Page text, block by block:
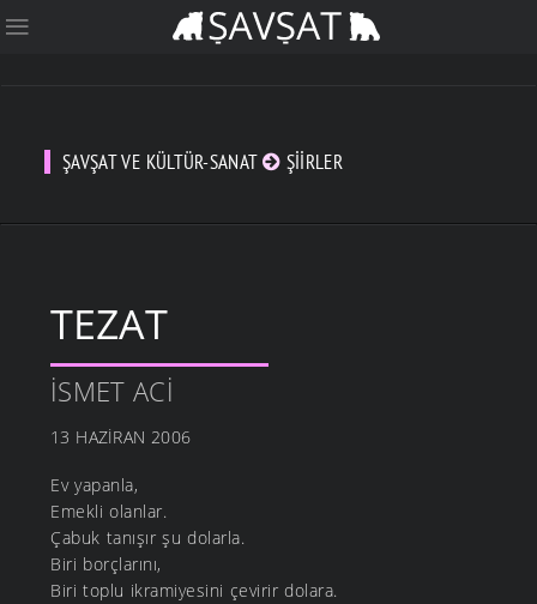
ŞAVŞAT VE KÜLTÜR-SANAT ŞIIRLER
TEZAT
İSMET ACI
13 HAZIRAN 2006
Ev yapanla,
Emekli olanlar.
Çabuk tanışır şu dolarla.
Biri borçlarını,
Biri toplu ikramiyesini çevirir dolara.